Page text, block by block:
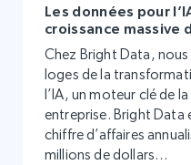
Les données pour
croissance massive
Chez Bright Data,
loges de la
l’IA, un moteur clé de
entreprise. Bright Data
chiffre d’affaires
millions de dollars…